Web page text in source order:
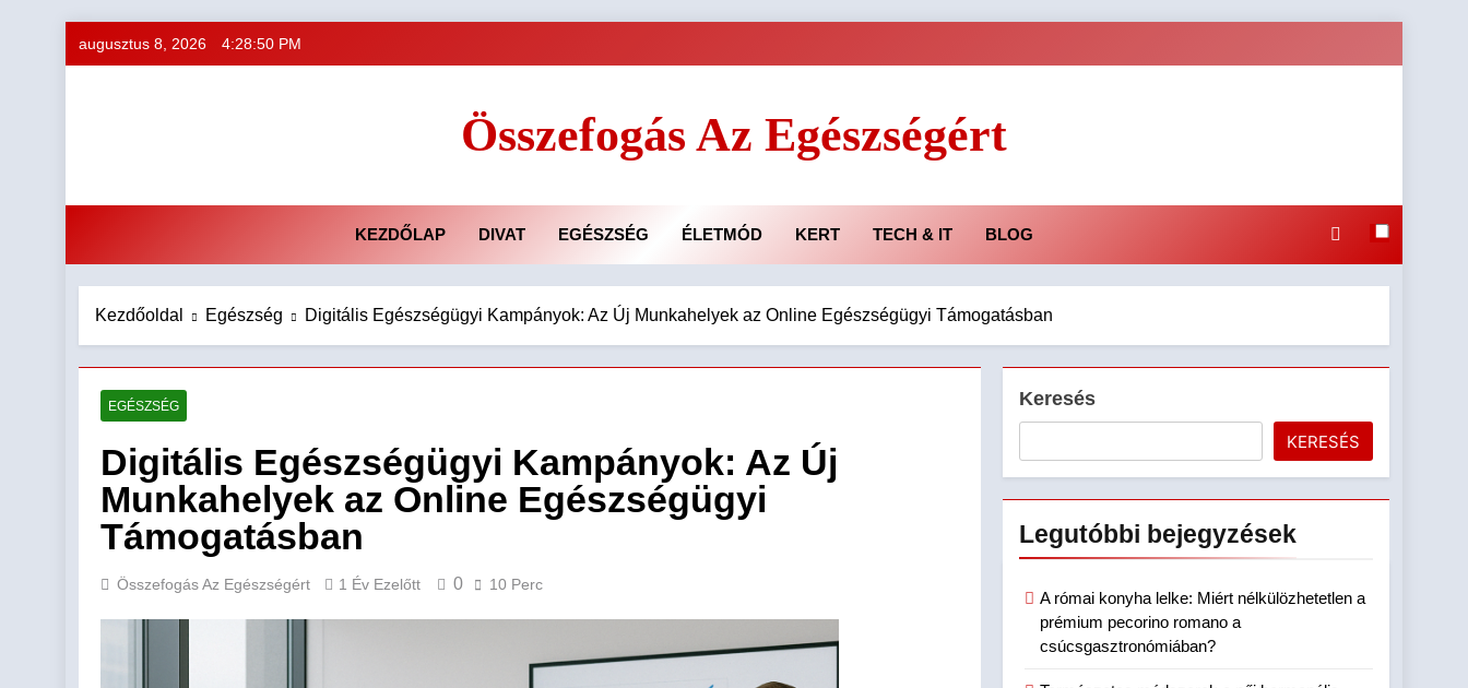
augusztus 8, 2026 4:28:51 PM
Összefogás Az Egészségért
KEZDŐLAP DIVAT EGÉSZSÉG ÉLETMÓD KERT TECH & IT BLOG
Kezdőoldal Egészség Digitális Egészségügyi Kampányok: Az Új Munkahelyek az Online Egészségügyi Támogatásban
EGÉSZSÉG
Digitális Egészségügyi Kampányok: Az Új
Munkahelyek az Online Egészségügyi
Támogatásban
Összefogás Az Egészségért 1 Év Ezelőtt 0 10 Perc
Keresés
KERESÉS
Legutóbbi bejegyzések
A római konyha lelke: Miért nélkülözhetetlen a
prémium pecorino romano a
csúcsgasztronómiában?